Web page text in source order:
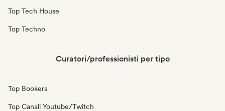
Top Tech House
Top Techno
Curatori/professionisti per tipo
Top Bookers
Top Canali Youtube/Twitch